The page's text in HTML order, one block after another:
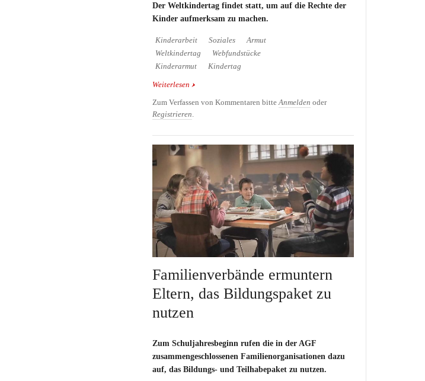
Der Weltkindertag findet statt, um auf die Rechte der
Kinder aufmerksam zu machen.
Kinderarbeit Soziales
Armut
Weltkindertag
Webfundstücke
Kinderarmut
Kindertag
Weiterlesen über Ein Mädchen bekommt ein neues Lächeln
Zum Verfassen von Kommentaren bitte Anmelden oder
Registrieren
Familienverbände ermuntern
Eltern, das Bildungspaket zu
nutzen
Zum Schuljahresbeginn rufen die in der AGF
zusammengeschlossenen Familienorganisationen dazu
auf, das Bildungs- und Teilhabepaket zu nutzen.